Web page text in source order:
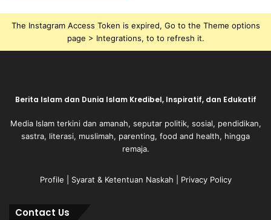
The Instagram Access Token is expired, Go to the Theme options
page > Integrations, to to refresh it.
Berita Islam dan Dunia Islam Kredibel, Inspiratif, dan Edukatif
Media Islam terkini dan amanah, seputar politik, sosial, pendidikan,
sastra, literasi, muslimah, parenting, food and health, hingga
remaja.
Profile Syarat & Ketentuan Naskah Privacy Policy
Contact Us